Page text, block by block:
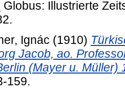
Globus: Illustrierte
Ignác (1910)
Jacob, ao.
(Mayer u.
159.